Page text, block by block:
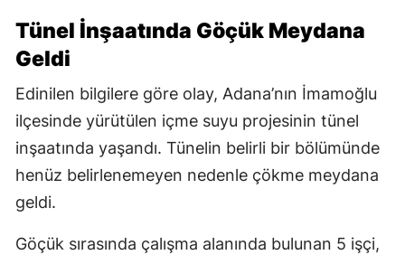
Tünel İnşaatında Göçük Meydana
Geldi
Edinilen bilgilere göre olay, Adana’nın İmamoğlu
ilçesinde yürütülen içme suyu projesinin tünel
inşaatında yaşandı. Tünelin belirli bir bölümünde
henüz belirlenemeyen nedenle çökme meydana
geldi.
Göçük sırasında çalışma alanında bulunan 5 işçi,